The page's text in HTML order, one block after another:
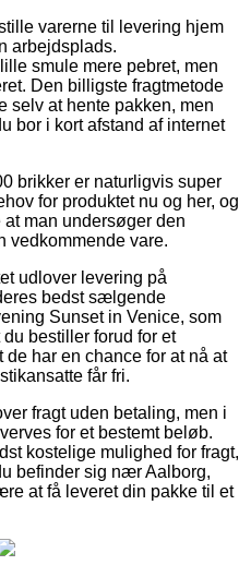
varerne til levering hjem
arbejdsplads.
smule mere pebret, men
Den billigste fragtmetode
at hente pakken, men
bor i kort afstand af internet
brikker er naturligvis super
for produktet nu og her, og
man undersøger den
vedkommende vare.
udlover levering på
bedst sælgende
Sunset in Venice, som
bestiller forud for et
har en chance for at nå at
får fri.
fragt uden betaling, men i
for et bestemt beløb.
kostelige mulighed for fragt,
befinder sig nær Aalborg,
at få leveret din pakke til et